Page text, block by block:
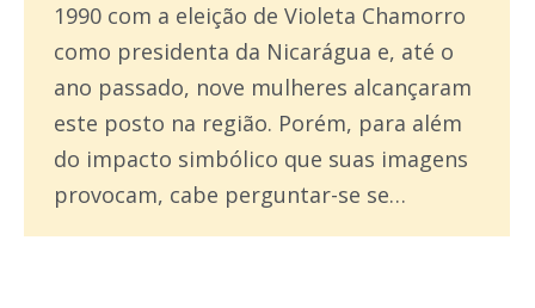
1990 com a eleição de Violeta Chamorro
como presidenta da Nicarágua e, até o
ano passado, nove mulheres alcançaram
este posto na região. Porém, para além
do impacto simbólico que suas imagens
provocam, cabe perguntar-se se…